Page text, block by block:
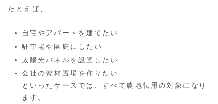
たとえば、
自宅やアパートを建てたい
駐車場や園庭にしたい
太陽光パネルを設置したい
会社の資材置場を作りたい
といったケースでは、すべて農地転用の対象になり
ます。